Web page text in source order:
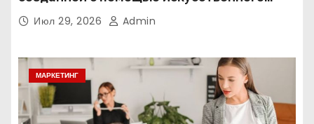
интеллекта
Июл 29, 2026 Admin
МАРКЕТИНГ